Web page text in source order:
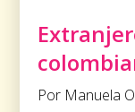
Por Manuela